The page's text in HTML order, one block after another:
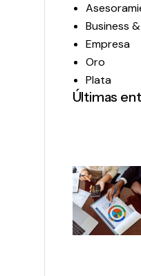
Business
Empresa
Oro
Plata
Últimas